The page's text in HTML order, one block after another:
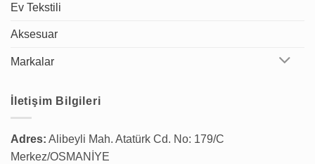
Ev Tekstili
Aksesuar
Markalar
İletişim Bilgileri
Adres: Alibeyli Mah. Atatürk Cd. No: 179/C
Merkez/OSMANİYE